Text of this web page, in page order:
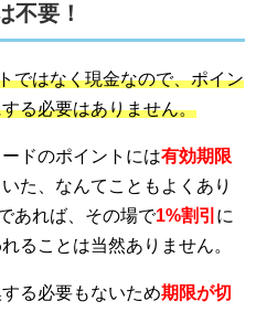
不要！
ではなく現金なので、ポイン
る必要はありません。
ドのポイントには有効期限
た、なんてこともよくあり
あれば、その場で1%割引 に
ることは当然ありません。
る必要もないため期限が切